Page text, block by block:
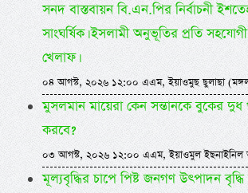
সনদ বাস্তবায়ন বি.এন.পির নির্বাচনী
সাংঘর্ষিক। ইসলামী অনুভূতির প্রতি
খেলাফ।
০৪ আগস্ট, ২০২৬ ১২:০০ এএম, ইয়াওমুছ ছুলাছা
মুসলমান মায়েরা কেন সন্তানকে বুকের
করবে?
০৩ আগস্ট, ২০২৬ ১২:০০ এএম, ইয়াওমুল ইছনাইনিল
মূল্যবৃদ্ধির চাপে পিষ্ট জনগণ উৎপাদন